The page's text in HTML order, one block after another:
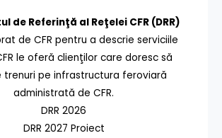
de Referinţă al Reţelei CFR (DRR)
de CFR pentru a descrie serviciile
le oferă clienţilor care doresc să
trenuri pe infrastructura feroviară
administrată de CFR.
DRR 2026
DRR 2027 Proiect